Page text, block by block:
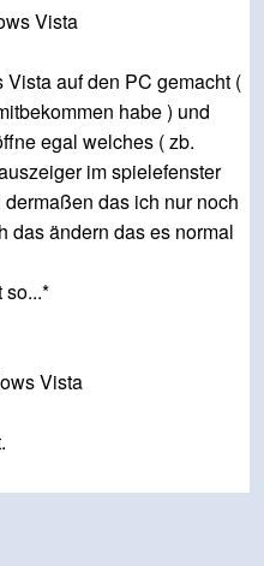
Vista
auf den PC gemacht (
habe ) und
egal welches ( zb.
im spielefenster
das ich nur noch
das ändern das es normal
so...*
Vista